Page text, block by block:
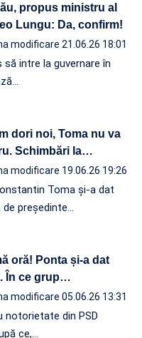
propus ministru al
Lungu: Da, confirm!
modificare 21.06.26 18:01
să intre la guvernare în
dori noi, Toma nu va
Schimbări la…
modificare 19.06.26 19:26
Toma și-a dat
președinte…
oră! Ponta și-a dat
În ce grup…
modificare 05.06.26 13:31
notorietate din PSD
ce,…